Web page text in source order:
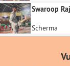
Swaroop
Scherma